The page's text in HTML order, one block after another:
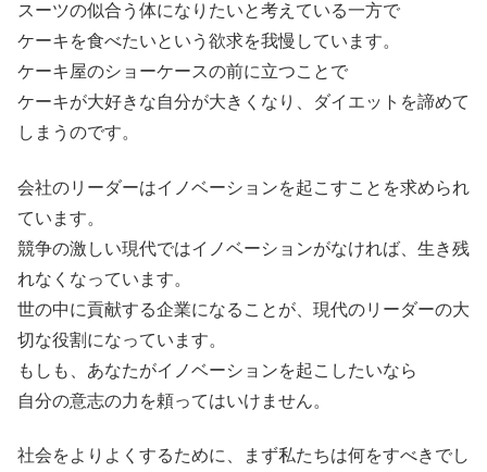
スーツの似合う体になりたいと考えている一方で
ケーキを食べたいという欲求を我慢しています。
ケーキ屋のショーケースの前に立つことで
ケーキが大好きな自分が大きくなり、ダイエットを諦めて
しまうのです。
会社のリーダーはイノベーションを起こすことを求められ
ています。
競争の激しい現代ではイノベーションがなければ、生き残
れなくなっています。
世の中に貢献する企業になることが、現代のリーダーの大
切な役割になっています。
もしも、あなたがイノベーションを起こしたいなら
自分の意志の力を頼ってはいけません。
社会をよりよくするために、まず私たちは何をすべきでし